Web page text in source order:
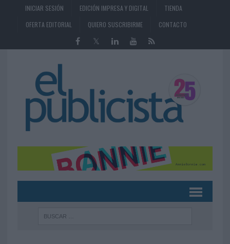
INICIAR SESIÓN EDICIÓN IMPRESA Y DIGITAL
TIENDA
OFERTA EDITORIAL
QUIERO SUSCRIBIRME CONTACTO